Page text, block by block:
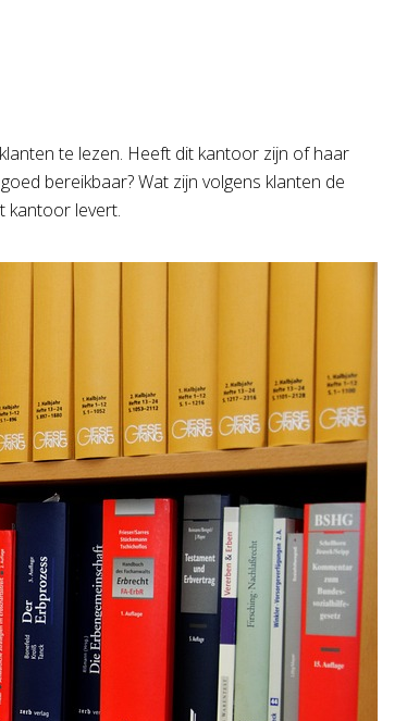
te lezen. Heeft dit kantoor zijn of haar
bereikbaar? Wat zijn volgens klanten de
kantoor levert.